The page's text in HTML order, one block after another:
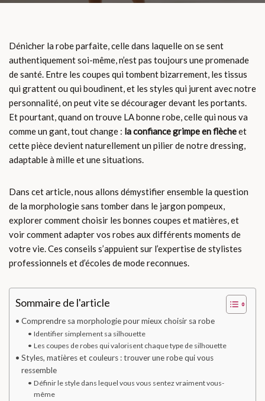
Dénicher la robe parfaite, celle dans laquelle on se sent
authentiquement soi-même, n’est pas toujours une promenade
de santé. Entre les coupes qui tombent bizarrement, les tissus
qui grattent ou qui boudinent, et les styles qui jurent avec notre
personnalité, on peut vite se décourager devant les portants.
Et pourtant, quand on trouve LA bonne robe, celle qui nous va
comme un gant, tout change : la confiance grimpe en flècheet
cette pièce devient naturellement un pilier de notre dressing,
adaptable à mille et une situations.
Dans cet article, nous allons démystifier ensemble la question
de la morphologie sans tomber dans le jargon pompeux,
explorer comment choisir les bonnes coupes et matières, et
voir comment adapter vos robes aux différents moments de
votre vie. Ces conseils s’appuient sur l’expertise de stylistes
professionnels et d’écoles de mode reconnues.
Sommaire de l'article
Comprendre sa morphologie pour mieux choisir sa robe
Identifier simplement sa silhouette
Les coupes de robes qui valorisent chaque type de silhouette
Styles, matières et couleurs : trouver une robe qui vous
ressemble
Définir le style dans lequel vous vous sentez vraiment vous-
même